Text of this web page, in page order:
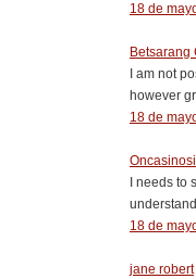
18 de
Betsarang
I am not
however
18 de
I needs
18 de
jane robert